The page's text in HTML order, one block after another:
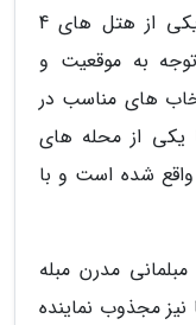
هتل فور پوینت بای شرایتون پنانگ یکی از هتل های 4
به موقعیت و
های مناسب در
یکی از محله های
شده است و با
مدرن مبله
مجذوب نماینده